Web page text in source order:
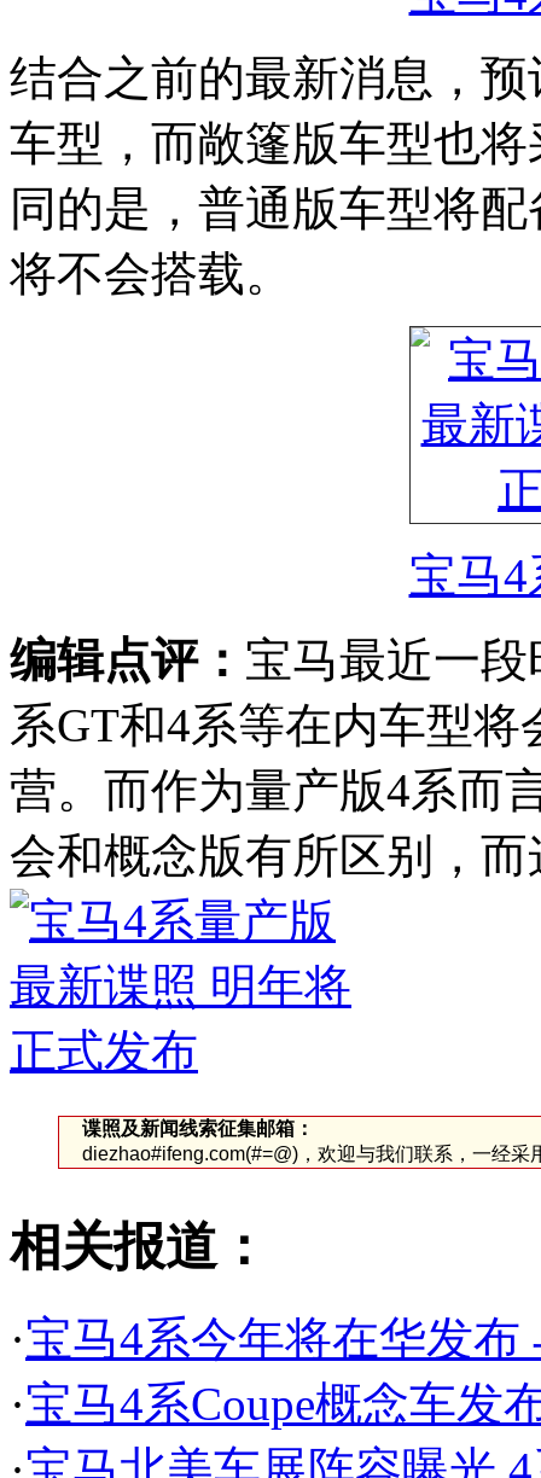
结合之前的最新消息，
车型，而敞篷版车型也
同的是，普通版车型将
将不会搭载。
宝马
编辑点评： 宝马最近一
系GT和4系等在内车型
营。而作为量产版4系而
会和概念版有所区别，
谍照及新闻线索征集邮箱：
diezhao#ifeng.com(#=@)，欢迎与我们联系，一经采
相关报道：
·宝马4系今年将在华发布
·宝马4系Coupe概念车发